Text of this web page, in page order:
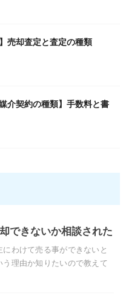
売却査定と査定の種類
介契約の種類】手数料と書
できないか相談された
わけて売る事ができないと
理由か知りたいので教えて